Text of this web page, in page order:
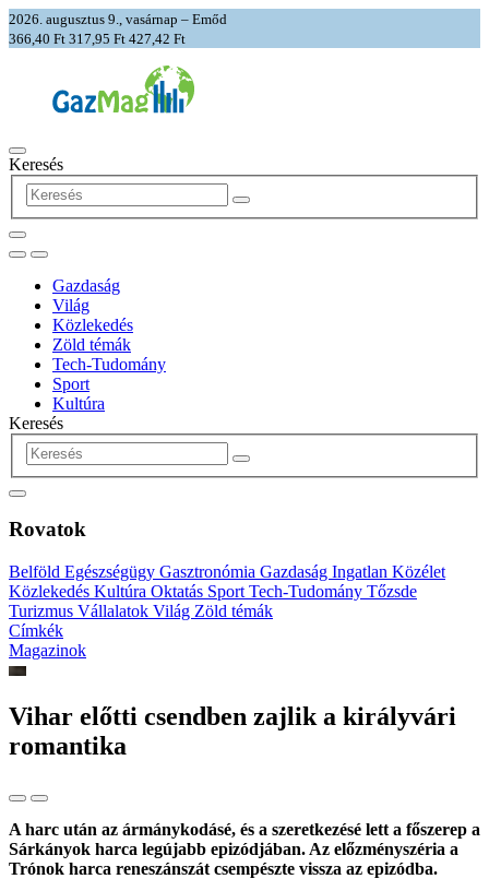
2026. augusztus 9., vasárnap – Emőd
366,40 Ft 317,95 Ft 427,42 Ft
Keresés
Gazdaság
Világ
Közlekedés
Zöld témák
Tech-Tudomány
Sport
Kultúra
Keresés
Rovatok
Belföld Egészségügy Gasztronómia Gazdaság Ingatlan Közélet
Közlekedés Kultúra Oktatás Sport Tech-Tudomány Tőzsde
Turizmus Vállalatok Világ Zöld témák
Címkék
Magazinok
Vihar előtti csendben zajlik a királyvári
romantika
A harc után az ármánykodásé, és a szeretkezésé lett a főszerep a
Sárkányok harca legújabb epizódjában. Az előzményszéria a
Trónok harca reneszánszát csempészte vissza az epizódba.